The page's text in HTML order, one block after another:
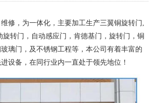
修，为一体化，主要加工生产三翼铜旋转门,
旋转门，自动感应门，肯德基门，旋转门，铜
璃门，及不锈钢工程等，本公司有着丰富的
设备，在同行业内一直处于领先地位！